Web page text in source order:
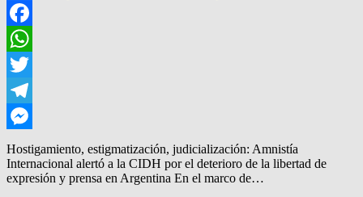
Facebook
WhatsApp
Twitter
Telegram
Messenger
Hostigamiento, estigmatización, judicialización: Amnistía
Internacional alertó a la CIDH por el deterioro de la libertad de
expresión y prensa en Argentina En el marco de…